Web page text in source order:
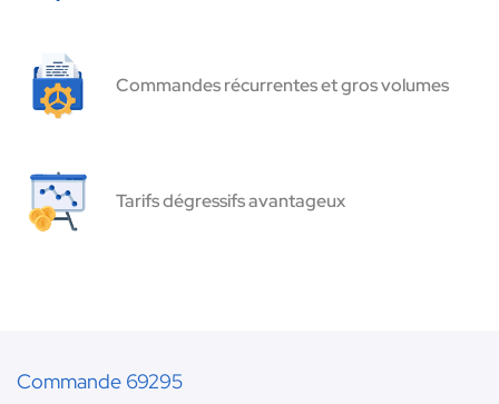
Commandes récurrentes et gros volumes
Tarifs dégressifs avantageux
Commande 69295